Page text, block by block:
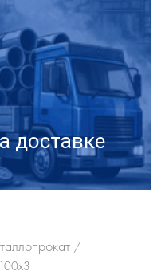
доставке
/